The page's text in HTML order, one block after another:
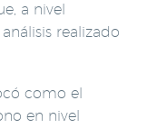
a nivel
realizado
como el
en nivel